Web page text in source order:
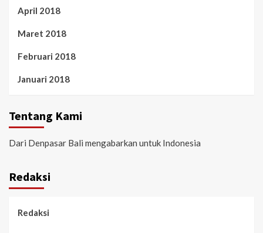
April 2018
Maret 2018
Februari 2018
Januari 2018
Tentang Kami
Dari Denpasar Bali mengabarkan untuk Indonesia
Redaksi
Redaksi